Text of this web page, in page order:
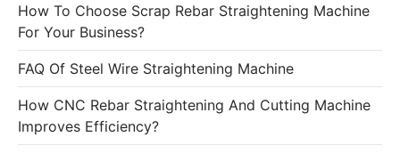
How To Choose Scrap Rebar Straightening Machine
For Your Business?
FAQ Of Steel Wire Straightening Machine
How CNC Rebar Straightening And Cutting Machine
Improves Efficiency?